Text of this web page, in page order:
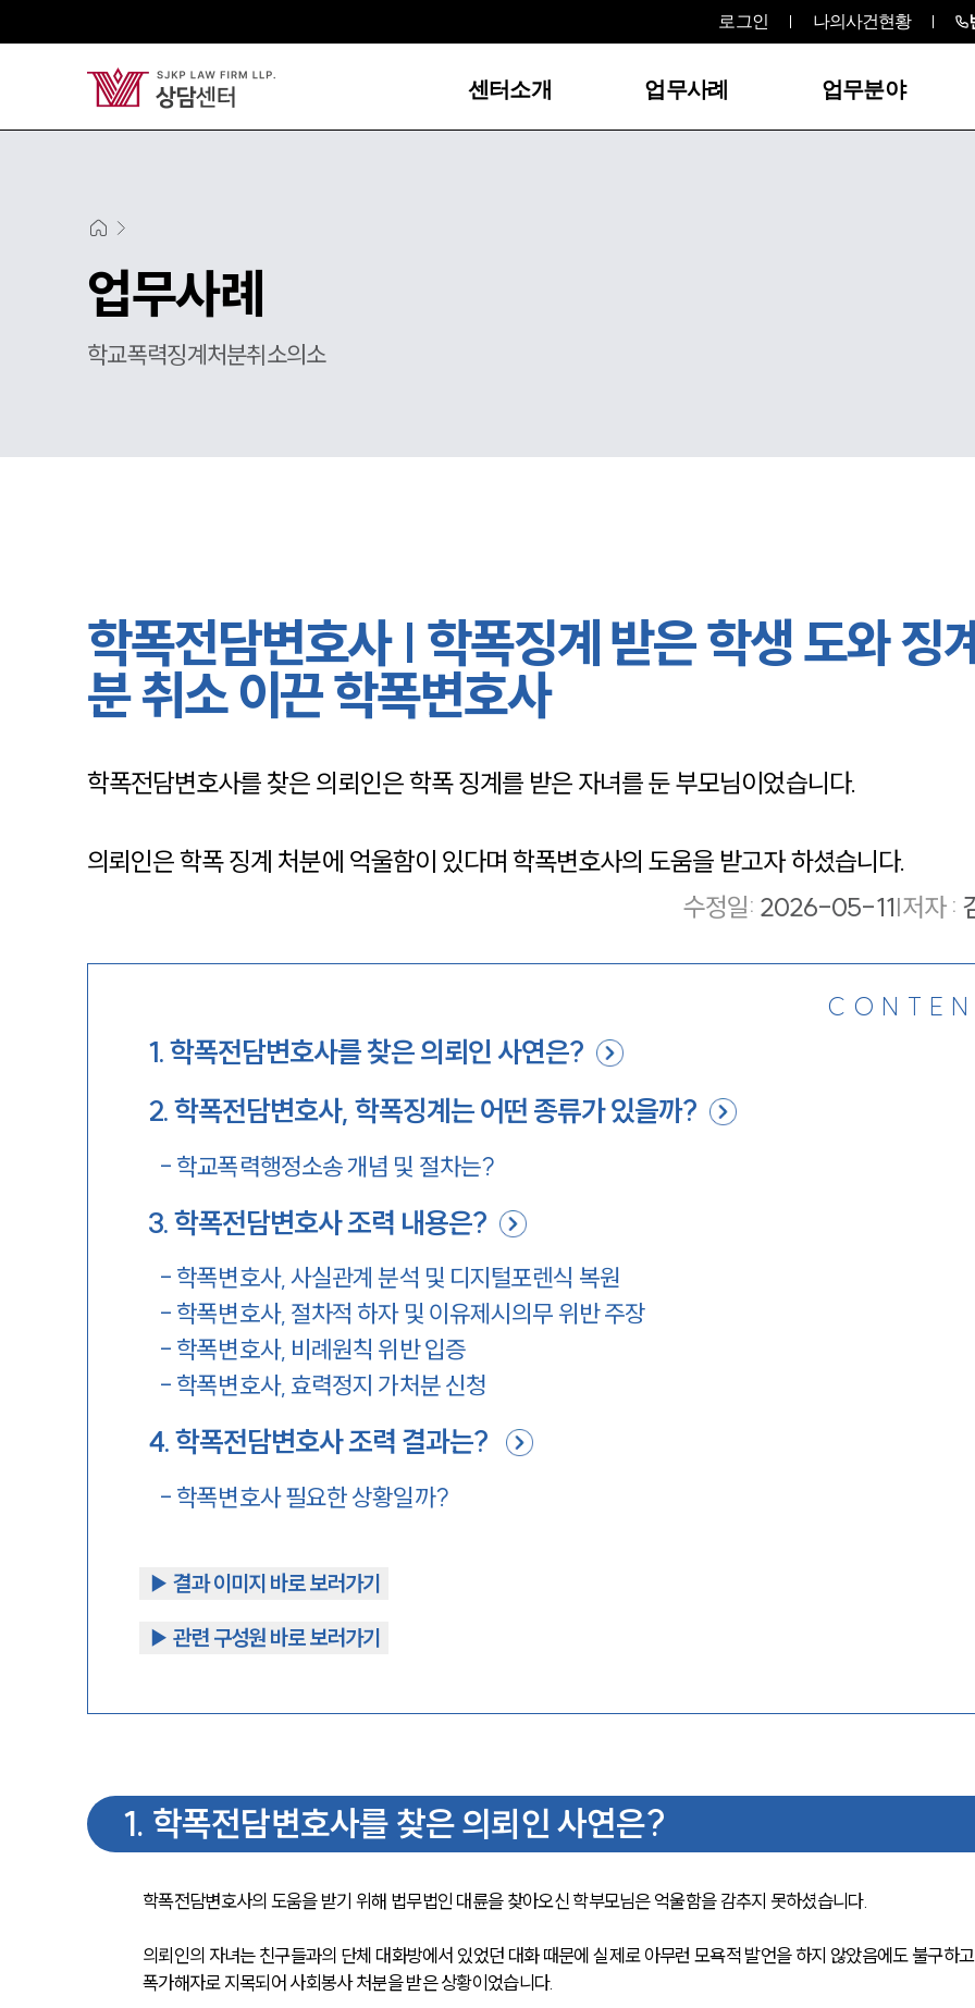
로그인 나의사건현황
센터소개 업무사례 업무분야
업무사례
학교폭력징계처분취소의소
학폭전담변호사 | 학폭징계 받은 학생 도와 징
분 취소 이끈 학폭변호사
학폭전담변호사를 찾은 의뢰인은 학폭 징계를 받은 자녀를 둔 부모님이었습니다.
의뢰인은 학폭 징계 처분에 억울함이 있다며 학폭변호사의 도움을 받고자 하셨습니다.
수정일: 2026-05-11|저자 :
1.학폭전담변호사를 찾은 의뢰인 사연은?
2.학폭전담변호사, 학폭징계는 어떤 종류가 있을까?
- 학교폭력행정소송 개념 및 절차는?
3.학폭전담변호사 조력 내용은?
- 학폭변호사, 사실관계 분석 및 디지털포렌식 복원
- 학폭변호사, 절차적 하자 및 이유제시의무 위반 주장
- 학폭변호사, 비례원칙 위반 입증
- 학폭변호사, 효력정지 가처분 신청
4.학폭전담변호사 조력 결과는?
- 학폭변호사 필요한 상황일까?
▶︎ 결과 이미지 바로 보러가기
▶︎ 관련 구성원 바로 보러가기
1. 학폭전담변호사를 찾은 의뢰인 사연은?
학폭전담변호사의 도움을 받기 위해 법무법인 대륜을 찾아오신 학부모님은 억울함을 감추지 못하셨습니다.
의뢰인의 자녀는 친구들과의 단체 대화방에서 있었던 대화 때문에 실제로 아무런 모욕적 발언을 하지 않았음에도 불구하
폭가해자로 지목되어 사회봉사 처분을 받은 상황이었습니다.